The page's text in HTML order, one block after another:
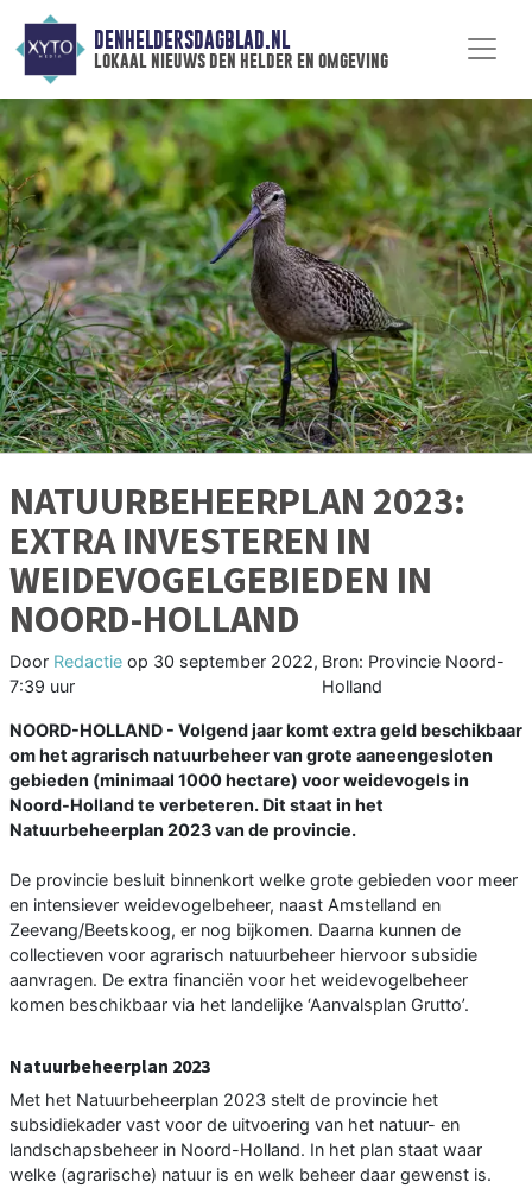
DENHELDERSDAGBLAD.NL
lokaal nieuws den helder en omgeving
NATUURBEHEERPLAN 2023:
EXTRA INVESTEREN IN
WEIDEVOGELGEBIEDEN IN
NOORD-HOLLAND
Door Redactie op 30 september 2022,
7:39 uur
Bron: Provincie Noord-
Holland
NOORD-HOLLAND - Volgend jaar komt extra geld beschikbaar
om het agrarisch natuurbeheer van grote aaneengesloten
gebieden (minimaal 1000 hectare) voor weidevogels in
Noord-Holland te verbeteren. Dit staat in het
Natuurbeheerplan 2023 van de provincie.
De provincie besluit binnenkort welke grote gebieden voor meer
en intensiever weidevogelbeheer, naast Amstelland en
Zeevang/Beetskoog, er nog bijkomen. Daarna kunnen de
collectieven voor agrarisch natuurbeheer hiervoor subsidie
aanvragen. De extra financiën voor het weidevogelbeheer
komen beschikbaar via het landelijke ‘Aanvalsplan Grutto’.
Natuurbeheerplan 2023
Met het Natuurbeheerplan 2023 stelt de provincie het
subsidiekader vast voor de uitvoering van het natuur- en
landschapsbeheer in Noord-Holland. In het plan staat waar
welke (agrarische) natuur is en welk beheer daar gewenst is.